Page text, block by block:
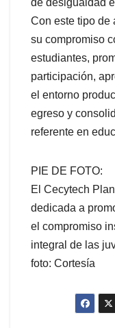
Con este tipo de
su compromiso
estudiantes,
participación,
el entorno
egreso y
referente en
PIE DE FOTO:
El Cecytech
dedicada a
el compromiso
integral de las
foto: Cortesía